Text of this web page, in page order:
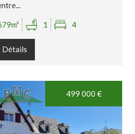
1 4
Détails
499 000 €